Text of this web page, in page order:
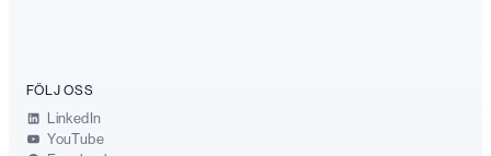
FÖLJ OSS
LinkedIn
YouTube